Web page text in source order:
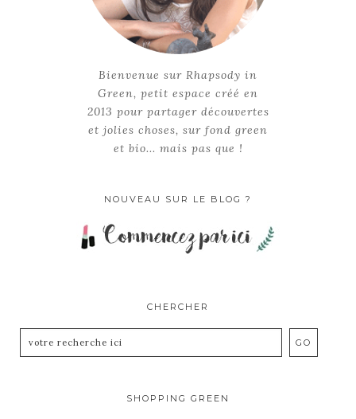
Bienvenue sur Rhapsody in
Green, petit espace créé en
2013 pour partager découvertes
et jolies choses, sur fond green
et bio... mais pas que !
NOUVEAU SUR LE BLOG ?
CHERCHER
SHOPPING GREEN